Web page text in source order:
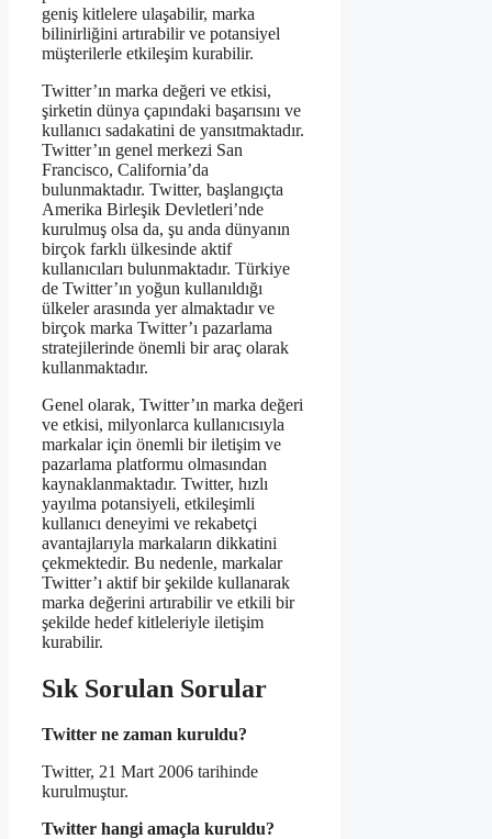
geniş kitlelere ulaşabilir, marka
bilinirliğini artırabilir ve potansiyel
müşterilerle etkileşim kurabilir.
Twitter’ın marka değeri ve etkisi,
şirketin dünya çapındaki başarısını ve
kullanıcı sadakatini de yansıtmaktadır.
Twitter’ın genel merkezi San
Francisco, California’da
bulunmaktadır. Twitter, başlangıçta
Amerika Birleşik Devletleri’nde
kurulmuş olsa da, şu anda dünyanın
birçok farklı ülkesinde aktif
kullanıcıları bulunmaktadır. Türkiye
de Twitter’ın yoğun kullanıldığı
ülkeler arasında yer almaktadır ve
birçok marka Twitter’ı pazarlama
stratejilerinde önemli bir araç olarak
kullanmaktadır.
Genel olarak, Twitter’ın marka değeri
ve etkisi, milyonlarca kullanıcısıyla
markalar için önemli bir iletişim ve
pazarlama platformu olmasından
kaynaklanmaktadır. Twitter, hızlı
yayılma potansiyeli, etkileşimli
kullanıcı deneyimi ve rekabetçi
avantajlarıyla markaların dikkatini
çekmektedir. Bu nedenle, markalar
Twitter’ı aktif bir şekilde kullanarak
marka değerini artırabilir ve etkili bir
şekilde hedef kitleleriyle iletişim
kurabilir.
Sık Sorulan Sorular
Twitter ne zaman kuruldu?
Twitter, 21 Mart 2006 tarihinde
kurulmuştur.
Twitter hangi amaçla kuruldu?